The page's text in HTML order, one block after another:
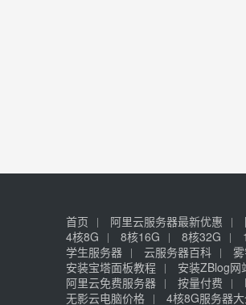
首页 阿里云服务器最新优惠
4核8G
8核16G 8核32G
学生服务器
云服务器百科
安装宝塔面板教程
安装ZBlog网
阿里云免费服务器
按量付费
无影云电脑价格
4核8G服务器